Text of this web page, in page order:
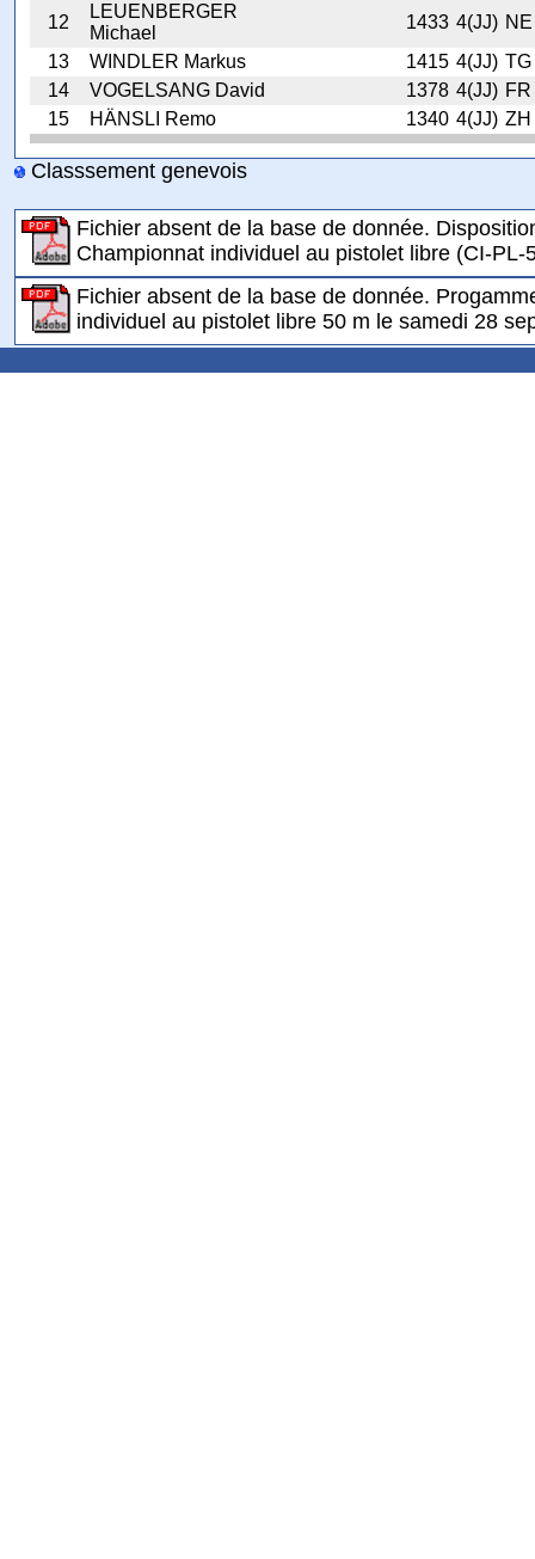
12
LEUENBERGER
Michael
1433 4(JJ) NE
13
WINDLER Markus 1415 4(JJ) TG
14
VOGELSANG David 1378 4(JJ) FR
15
HÄNSLI Remo 1340 4(JJ) ZH
Classsement genevois
Fichier absent de la base de donnée.
Championnat individuel au pistolet libre (CI-PL-
Fichier absent de la base de donnée.
individuel au pistolet libre 50 m le samedi 28